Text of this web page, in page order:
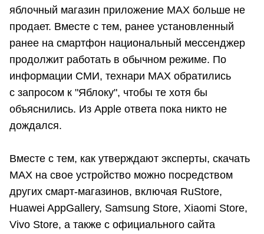
яблочный магазин приложение МАХ больше не
продает. Вместе с тем, ранее установленный
ранее на смартфон национальный мессенджер
продолжит работать в обычном режиме. По
информации СМИ, технари МАХ обратились
с запросом к "Яблоку", чтобы те хотя бы
объяснились. Из Apple ответа пока никто не
дождался.
Вместе с тем, как утверждают эксперты, скачать
MAX на свое устройство можно посредством
других смарт-магазинов, включая RuStore,
Huawei AppGallery, Samsung Store, Xiaomi Store,
Vivo Store, а также с официального сайта